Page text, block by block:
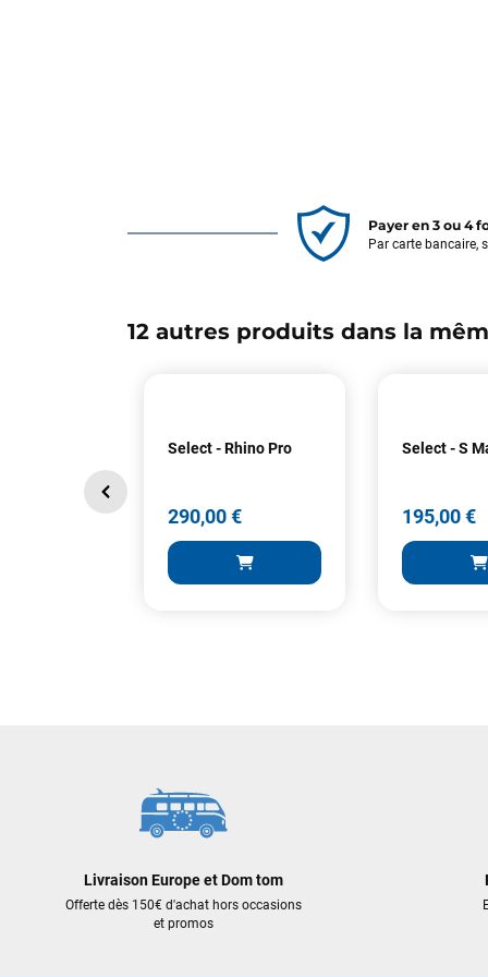
Payer en 3 ou 4
Par carte bancaire,
12 autres produits dans la
Select - Rhino Pro
290,00 €
Select - S
195,00 €
Livraison Europe et Dom tom
Offerte dès 150€ d'achat hors occasions
et promos